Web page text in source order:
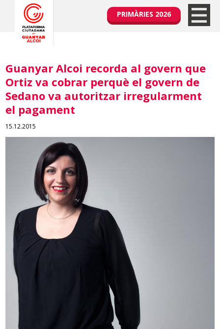
PRIMÀRIES 2026
Guanyar Alcoi recorda al govern que
Ortiz va cobrar perquè el govern de
Sedano va autoritzar irregularment
el pagament
15.12.2015